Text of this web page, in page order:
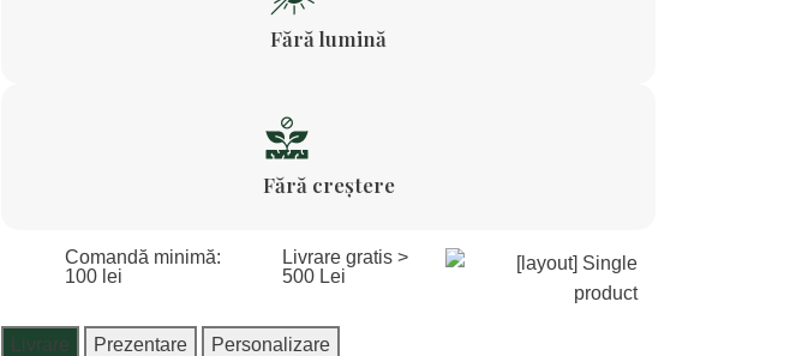
Fără lumină
Fără creștere
Comandă minimă:
100 lei
Livrare gratis >
500 Lei
Livrare Prezentare
Personalizare